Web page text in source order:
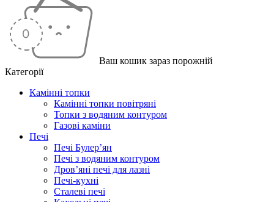
Ваш кошик зараз порожній
Категорії
Камінні топки
Камінні топки повітряні
Топки з водяним контуром
Газові каміни
Печі
Печі Булер’ян
Печі з водяним контуром
Дров’яні печі для лазні
Печі-кухні
Сталеві печі